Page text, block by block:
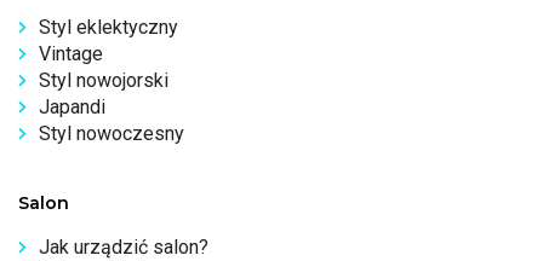
Styl eklektyczny
Vintage
Styl nowojorski
Japandi
Styl nowoczesny
Salon
Jak urządzić salon?